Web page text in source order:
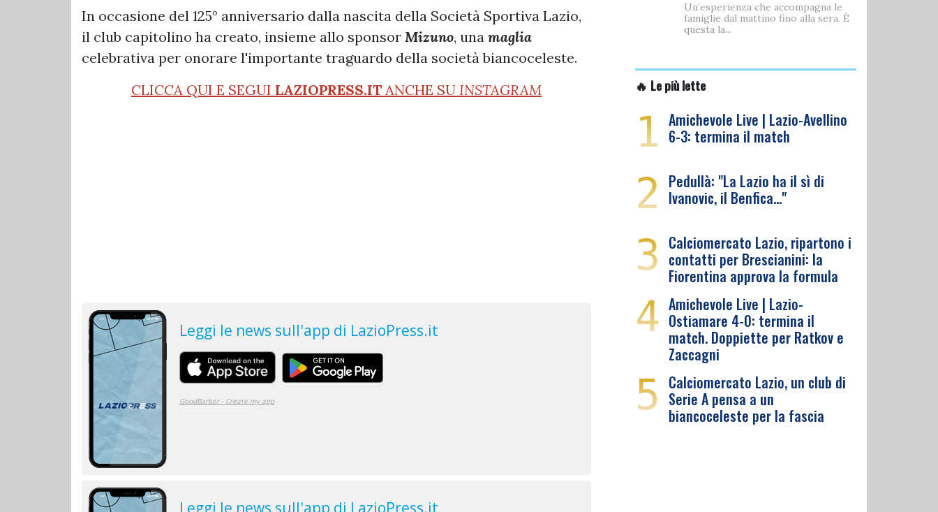
In occasione del 125° anniversario dalla nascita della Società Sportiva Lazio,
il club capitolino ha creato, insieme allo sponsor Mizuno, una maglia
celebrativa per onorare l'importante traguardo della società biancoceleste.
CLICCA QUI E SEGUI LAZIOPRESS.IT ANCHE SU INSTAGRAM
Un’esperienza che accompagna le
famiglie dal mattino fino alla sera. È
questa la...
🔥 Le più lette
1 Amichevole Live | Lazio-Avellino
6-3: termina il match
2 Pedullà: "La Lazio ha il sì di
Ivanovic, il Benfica…"
3 Calciomercato Lazio, ripartono i
contatti per Brescianini: la
Fiorentina approva la formula
4 Amichevole Live | Lazio-
Ostiamare 4-0: termina il
match. Doppiette per Ratkov e
Zaccagni
5 Calciomercato Lazio, un club di
Serie A pensa a un
biancoceleste per la fascia